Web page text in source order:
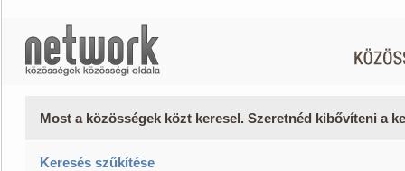
Most a közösségek közt keresel. Szeretnéd kibővíteni a
Keresés szűkítése